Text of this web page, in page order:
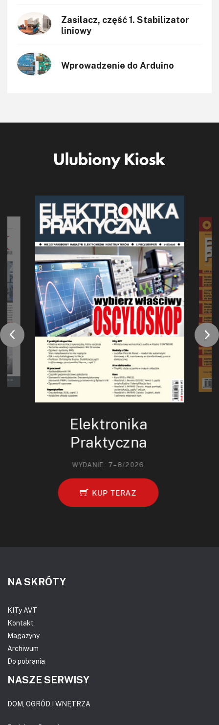
Zasilacz, część 1. Stabilizator
liniowy
Wprowadzenie do Arduino
Elektronika
Praktyczna
WYDANIE: 7–8/2026
KUP TERAZ
NA SKRÓTY
KITy AVT
Kontakt
Magazyny
Archiwum
Do pobrania
NASZE SERWISY
DOM, OGRÓD I WNĘTRZA